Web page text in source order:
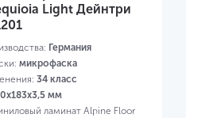
Light Дейнтри
Германия
микрофаска
34 класс
мм
ламинат Alpine Floor